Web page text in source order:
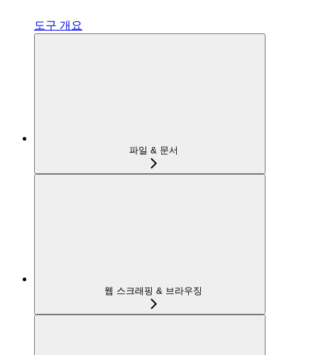
도구 개요
파일 & 문서
웹 스크래핑 & 브라우징